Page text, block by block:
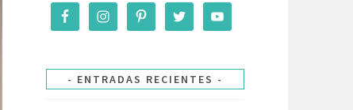
ENTRADAS RECIENTES